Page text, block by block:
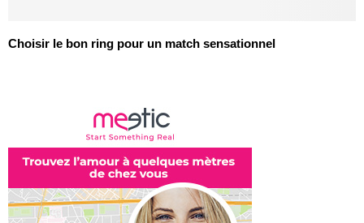
Choisir le bon ring pour un match sensationnel